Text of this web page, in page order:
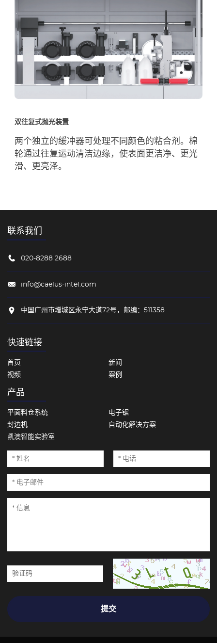
双往复式抛光装置
两个独立的缓冲器可处理不同颜色的粘合剂。棉
轮通过往复运动清洁边缘，使表面更洁净、更光
滑、更亮泽。
联系我们
020-8288 2688
info@caelus-intel.com
中国广州市增城区永宁大道72号，邮编：511358
快速链接
首页
新闻
视频
案例
产品
平面料仓系统
电子锯
封边机
自动化解决方案
凯澳智能实验室
提交